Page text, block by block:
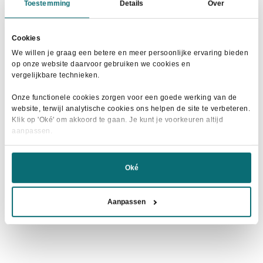
Toestemming Details Over
Cookies
We willen je graag een betere en meer persoonlijke ervaring bieden
op onze website daarvoor gebruiken we cookies en
vergelijkbare technieken.
Onze functionele cookies zorgen voor een goede werking van de
website, terwijl analytische cookies ons helpen de site te verbeteren.
Klik op 'Oké' om akkoord te gaan. Je kunt je voorkeuren altijd
aanpassen.
Oké
Aanpassen
€69,95Oorspronkelijke
€69,95.
€50,00Huidige
€50,00.
Maat selecteren
product
variaties.
Deze
kan
op
productpagina
- 25%